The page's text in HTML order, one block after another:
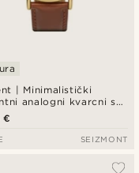
| Minimalistički
analogni kvarcni sat
boji s bijelim
i smeđim kožnim
€
SEIZMONT